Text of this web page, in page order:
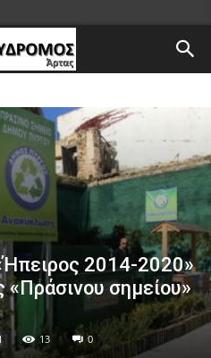
2014-2020»
σημείου»
13 0